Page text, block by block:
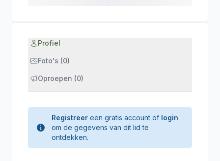
Profiel
Foto's (0)
Oproepen (0)
Registreer een gratis account of login
om de gegevens van dit lid te
ontdekken.